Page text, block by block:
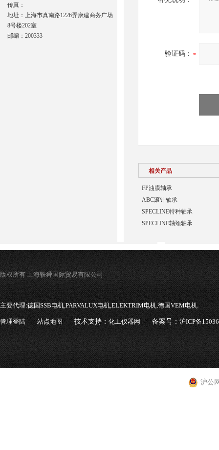
验证码：
相关产品
FP油膜轴承
ABC滚针轴承
SPECLINE特种轴承
SPECLINE轴颈轴承
传真：
地址：上海市真南路1226弄康建商务广场
8号楼202室
邮编：200333
版权所有 上海轶舜国际贸易有限公司
主要代理:德国SSB电机,PARVALUX电机,ELEKTRIM电机,德国VEM电机
管理登陆 站点地图 技术支持：化工仪器网 备案号：沪ICP备
沪公